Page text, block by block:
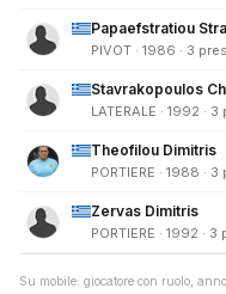
Papaefstratiou
PIVOT · 1986 · 3 pres
Stavrakopoulos
LATERALE · 1992 · 3
Theofilou Dimitris
PORTIERE · 1988 · 3
Zervas Dimitris
PORTIERE · 1992 · 3
Su mobile: giocatore con ruolo,